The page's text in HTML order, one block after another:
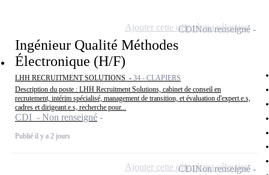
Ingénieur Qualité Méthodes
Électronique (H/F)
LHH RECRUITMENT SOLUTIONS - 34 - CLAPIERS
Description du poste : LHH Recruitment Solutions, cabinet de conseil en
recrutement, intérim spécialisé, management de transition, et évaluation d'expert.e.s,
cadres et dirigeant.e.s, recherche pour...
CDI - Non renseigné
Publié il y a 2 jours
CDINon renseigné
Ajouter cette offre à ma sélection
CDINon renseigné
Ajouter cette offre à ma sélection